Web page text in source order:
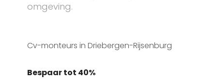
omgeving.
Cv-monteurs in Driebergen-Rijsenburg
Bespaar tot 40%